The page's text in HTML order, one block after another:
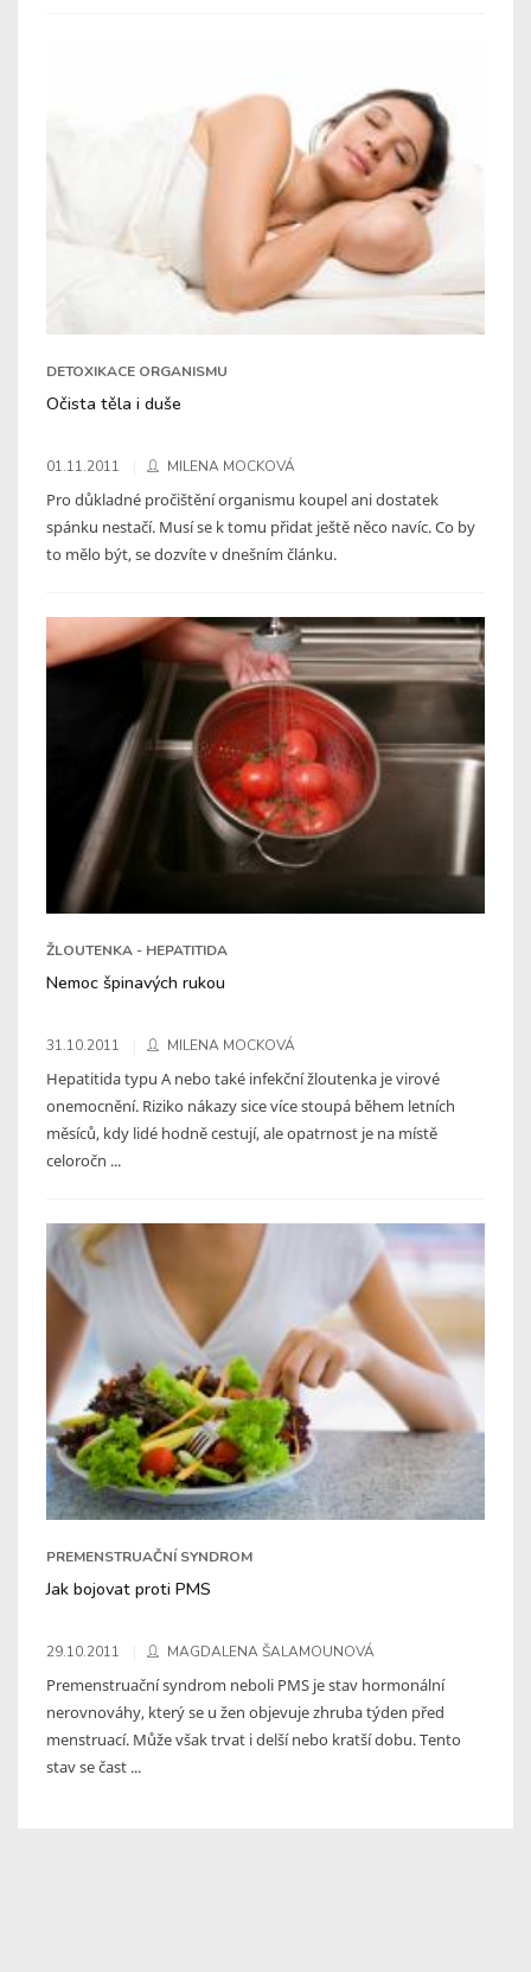
DETOXIKACE ORGANISMU
Očista těla i duše
01.11.2011 MILENA MOCKOVÁ
Pro důkladné pročištění organismu koupel ani dostatek
spánku nestačí. Musí se k tomu přidat ještě něco navíc. Co by
to mělo být, se dozvíte v dnešním článku.
ŽLOUTENKA - HEPATITIDA
Nemoc špinavých rukou
31.10.2011 MILENA MOCKOVÁ
Hepatitida typu A nebo také infekční žloutenka je virové
onemocnění. Riziko nákazy sice více stoupá během letních
měsíců, kdy lidé hodně cestují, ale opatrnost je na místě
celoročn ...
PREMENSTRUAČNÍ SYNDROM
Jak bojovat proti PMS
29.10.2011 MAGDALENA ŠALAMOUNOVÁ
Premenstruační syndrom neboli PMS je stav hormonální
nerovnováhy, který se u žen objevuje zhruba týden před
menstruací. Může však trvat i delší nebo kratší dobu. Tento
stav se čast ...